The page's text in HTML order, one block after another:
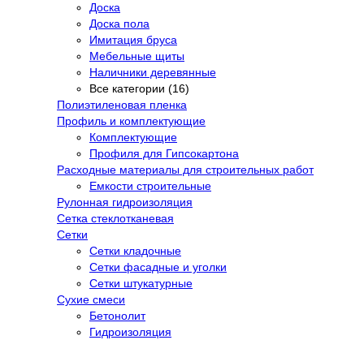
Доска
Доска пола
Имитация бруса
Мебельные щиты
Наличники деревянные
Все категории (16)
Полиэтиленовая пленка
Профиль и комплектующие
Комплектующие
Профиля для Гипсокартона
Расходные материалы для строительных работ
Емкости строительные
Рулонная гидроизоляция
Сетка стеклотканевая
Сетки
Сетки кладочные
Сетки фасадные и уголки
Сетки штукатурные
Сухие смеси
Бетонолит
Гидроизоляция